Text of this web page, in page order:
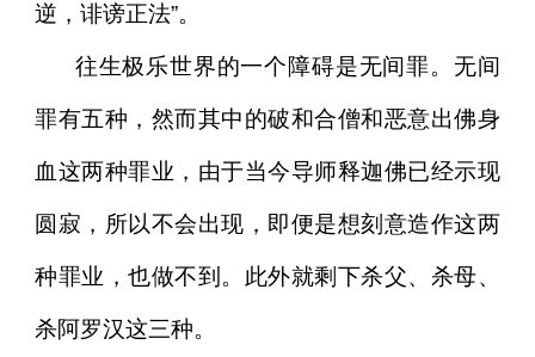
逆，诽谤正法”。
往生极乐世界的一个障碍是无间罪。无间
罪有五种，然而其中的破和合僧和恶意出佛身
血这两种罪业，由于当今导师释迦佛已经示现
圆寂，所以不会出现，即便是想刻意造作这两
种罪业，也做不到。此外就剩下杀父、杀母、
杀阿罗汉这三种。